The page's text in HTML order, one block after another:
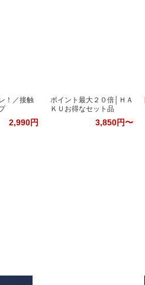
！／接触
2,990円
ポイント最大２０倍│ＨＡ
ＫＵお得なセット品
3,850円〜